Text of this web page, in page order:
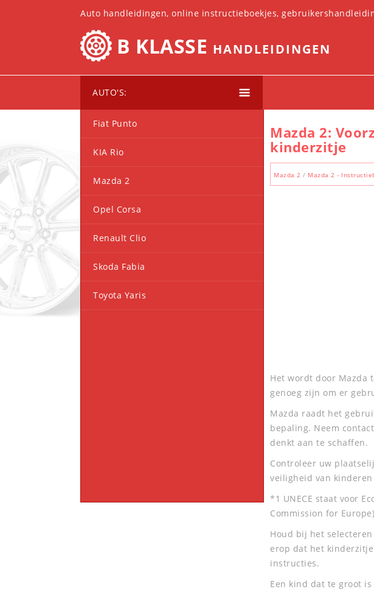
Auto handleidingen, online instructieboekjes,
B KLASSE HANDLEIDINGEN
AUTO'S:
Mazda 2:
kinderzitje
Mazda 2 / Mazda 2 -
Het wordt door Mazda
genoeg zijn om er
Mazda raadt het
bepaling. Neem
denkt aan te schaffen.
Controleer uw
veiligheid van
*1 UNECE staat voor
Commission for
Houd bij het
erop dat het
instructies.
Een kind dat te groot
Fiat Punto
KIA Rio
Mazda 2
Opel Corsa
Renault Clio
Skoda Fabia
Toyota Yaris